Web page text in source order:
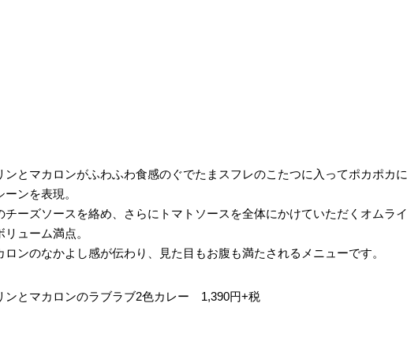
ンとマカロンがふわふわ食感のぐでたまスフレのこたつに入ってポカポカに
ンを表現。
チーズソースを絡め、さらにトマトソースを全体にかけていただくオムライ
ューム満点。
ロンのなかよし感が伝わり、見た目もお腹も満たされるメニューです。
ンとマカロンのラブラブ2色カレー 1,390円+税